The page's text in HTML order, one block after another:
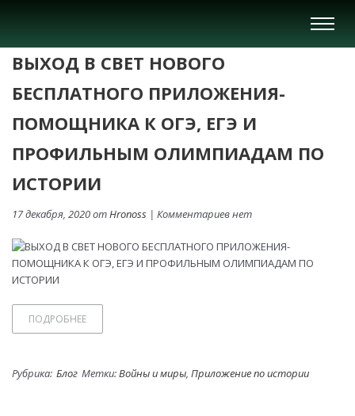
Вкл/
Выкл
ВЫХОД В СВЕТ НОВОГО
БЕСПЛАТНОГО ПРИЛОЖЕНИЯ-
ПОМОЩНИКА К ОГЭ, ЕГЭ И
ПРОФИЛЬНЫМ ОЛИМПИАДАМ ПО
ИСТОРИИ
17 декабря, 2020 отHronoss | Комментариев нет
ПОДРОБНЕЕ
Рубрика: Блог Метки:Войны и миры, Приложение по истории